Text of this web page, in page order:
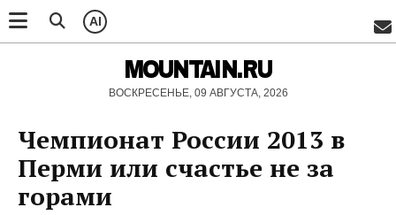
AI
MOUNTAIN.RU
ВОСКРЕСЕНЬЕ, 09 АВГУСТА, 2026
Чемпионат России 2013 в
Перми или счастье не за
горами